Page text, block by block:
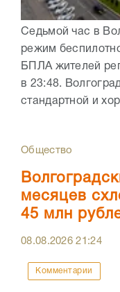
Седьмой час в
режим
БПЛА жителей
в 23:48.
стандартной и
Общество
месяцев
45 млн
08.08.202621:24
Комментарии